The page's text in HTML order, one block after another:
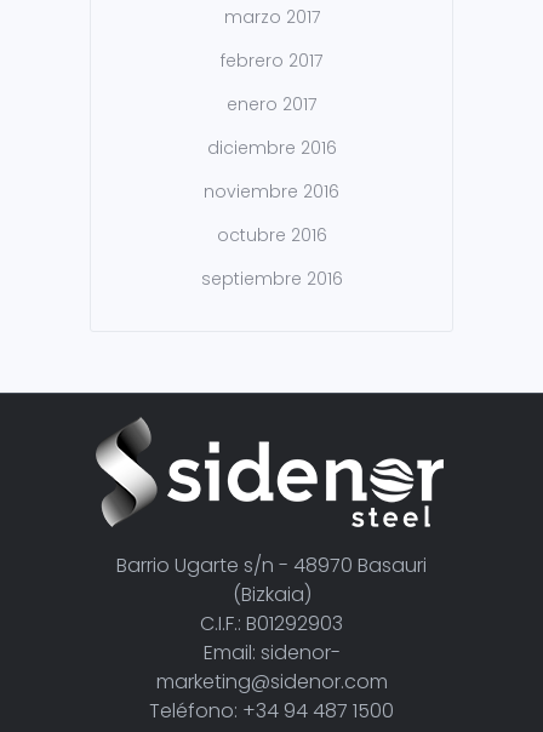
marzo 2017
febrero 2017
enero 2017
diciembre 2016
noviembre 2016
octubre 2016
septiembre 2016
Barrio Ugarte s/n - 48970 Basauri
(Bizkaia)
C.I.F.: B01292903
Email: sidenor-
marketing@sidenor.com
Teléfono: +34 94 487 1500